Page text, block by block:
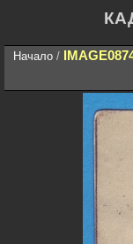
Начало /